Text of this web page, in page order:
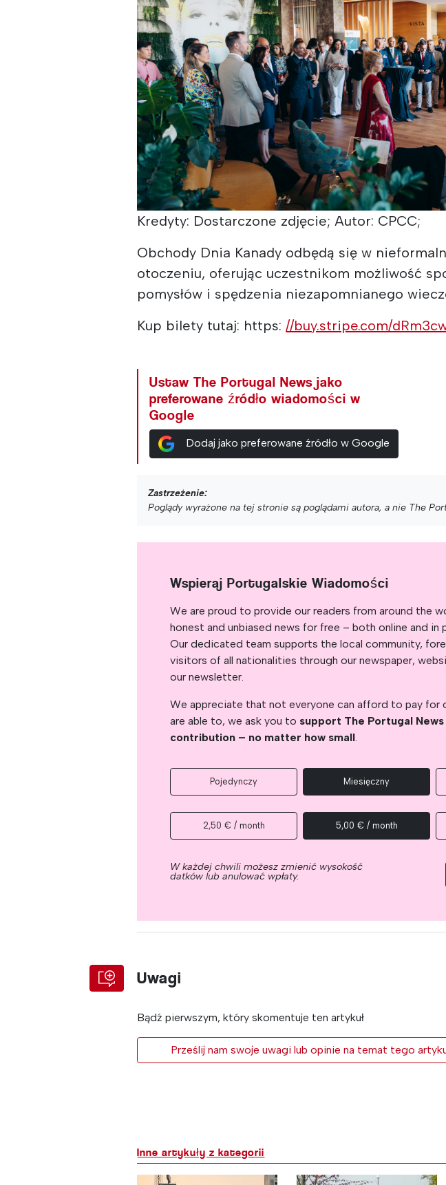
Kredyty: Dostarczone zdjęcie; Autor: CPCC;
Obchody Dnia Kanady odbędą się w
otoczeniu, oferując uczestnikom możliwość
pomysłów i spędzenia niezapomnianego
Kup bilety tutaj: https://buy.stripe.com/
Ustaw The Portugal News jako
preferowane źródło wiadomości w
Google
Dodaj jako preferowane źródło w Google
Zastrzeżenie:
Poglądy wyrażone na tej stronie są poglądami autora, a nie The
Wspieraj Portugalskie Wiadomości
We are proud to provide our readers from around the
honest and unbiased news for free – both online and in
Our dedicated team supports the local community,
visitors of all nationalities through our newspaper,
our newsletter.
We appreciate that not everyone can afford to pay for
are able to, we ask you to support The Portugal News
contribution – no matter how small.
Pojedynczy Miesięczny
2,50 € / month 5,00 € / month
W każdej chwili możesz zmienić wysokość
datków lub anulować wpłaty.
Uwagi
Bądź pierwszym, który skomentuje ten artykuł
Prześlij nam swoje uwagi lub opinie na temat tego
Inne artykuły z kategorii